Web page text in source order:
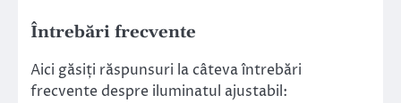
Întrebări frecvente
Aici găsiți răspunsuri la câteva întrebări
frecvente despre iluminatul ajustabil: